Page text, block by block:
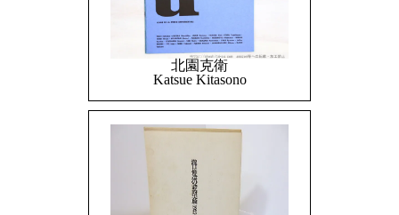
北園克衛
Katsue Kitasono